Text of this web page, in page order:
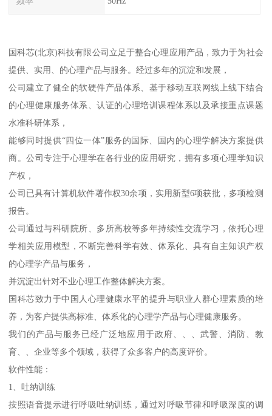
国科芯(北京)科技有限公司立足于整合心理应用产品，致力于为社会
提供、实用、的心理产品与服务。经过多年的沉淀和发展，
公司建立了健全的软硬件产品体系、基于移动互联网线上线下结合
的心理健康服务体系、认证的心理培训课程体系以及承接重点课题
水准科研体系，
能够同时提供“四位一体”服务的国际、国内的心理学解决方案提供
商。公司专注于心理学在各行业的应用研究，拥有多项心理学知识
产权，
公司已具有计算机软件著作权30余项，实用新型6项获批，多项检测
报告。
公司通过与科研院所、多所高校等多年持续性交流学习，依托心理
学相关应用模型，不断完善科学有效、体系化、具有自主知识产权
的心理学产品与服务，
并沉淀出针对不业心理工作整体解决方案。
国科芯致力于中国人心理健康水平的提升与职业人群心理素质的培
养，为客户提供高标准、体系化的心理学产品与心理健康服务。
我们的产品与服务已经广泛地应用于政府、、、武警、消防、教
育、、企业等多个领域，获得了众多客户的高度评价。
软件性能：
1、吐纳训练
按照语音提示进行呼吸吐纳训练，通过对呼吸节律和呼吸深度的调